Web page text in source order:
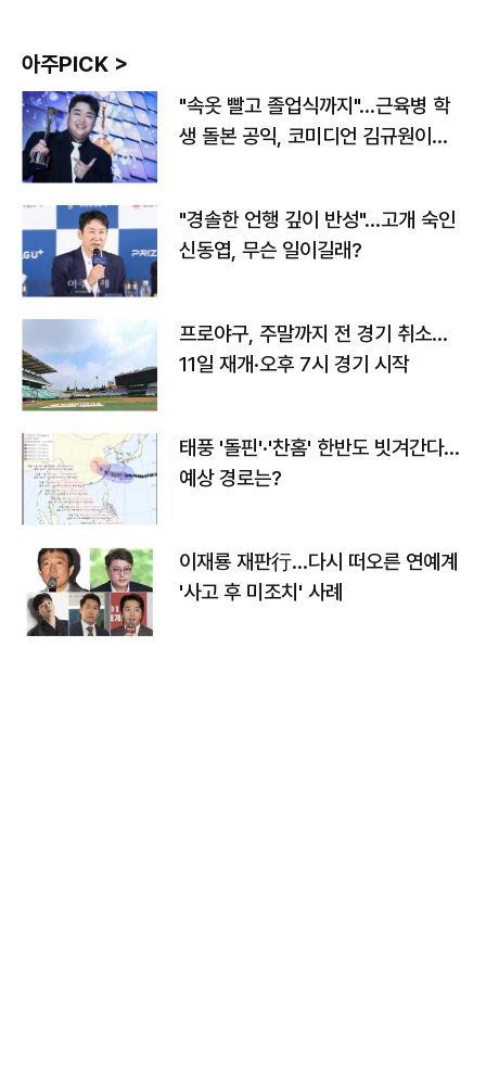
아주PICK >
"속옷 빨고 졸업식까지"…근육병 학
생 돌본 공익, 코미디언 김규원이었
"경솔한 언행 깊이 반성"…고개 숙인
신동엽, 무슨 일이길래?
프로야구, 주말까지 전 경기 취소…
11일 재개·오후 7시 경기 시작
태풍 '돌핀'·'찬홈' 한반도 빗겨간다…
예상 경로는?
이재룡 재판行…다시 떠오른 연예계
'사고 후 미조치' 사례